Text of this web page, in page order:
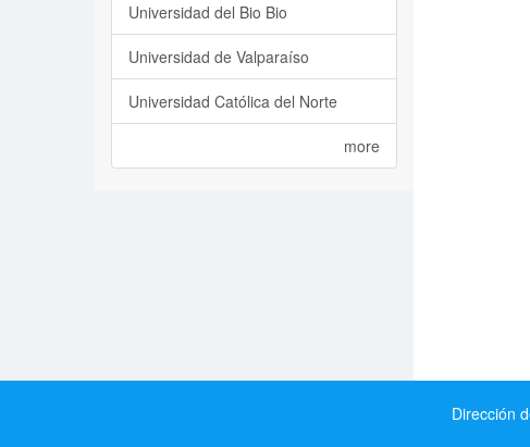
Universidad del Bio Bio
Universidad de Valparaíso
Universidad Católica del Norte
more
Dirección